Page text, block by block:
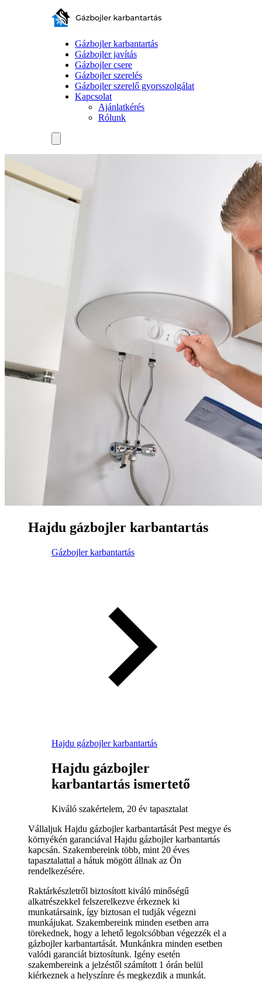
Gázbojler karbantartás
Gázbojler javítás
Gázbojler csere
Gázbojler szerelés
Gázbojler szerelő gyorsszolgálat
Kapcsolat
Ajánlatkérés
Rólunk
Hajdu gázbojler karbantartás
Gázbojler karbantartás
Hajdu gázbojler karbantartás
Hajdu gázbojler
karbantartás ismertető
Kiváló szakértelem, 20 év tapasztalat
Vállaljuk Hajdu gázbojler karbantartását Pest megye és
környékén garanciával Hajdu gázbojler karbantartás
kapcsán. Szakembereink több, mint 20 éves
tapasztalattal a hátuk mögött állnak az Ön
rendelkezésére.
Raktárkészletről biztosított kiváló minőségű
alkatrészekkel felszerelkezve érkeznek ki
munkatársaink, így biztosan el tudják végezni
munkájukat. Szakembereink minden esetben arra
törekednek, hogy a lehető legolcsóbban végezzék el a
gázbojler karbantartását. Munkánkra minden esetben
valódi garanciát biztosítunk. Igény esetén
szakembereink a jelzéstől számított 1 órán belül
kiérkeznek a helyszínre és megkezdik a munkát.